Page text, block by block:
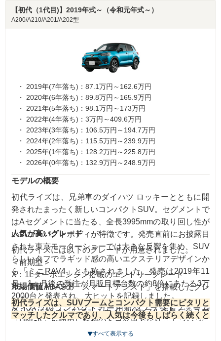
【初代（1代目)】2019年式～（令和元年式～）
A200/A210/A201/A202型
2019年(7年落ち)：87.1万円～162.6万円
2020年(6年落ち)：89.8万円～165.9万円
2021年(5年落ち)：98.1万円～173万円
2022年(4年落ち)：3万円～409.6万円
2023年(3年落ち)：106.5万円～194.7万円
2024年(2年落ち)：115.5万円～239.9万円
2025年(1年落ち)：128.2万円～225.8万円
2026年(0年落ち)：132.9万円～248.9万円
モデルの概要
初代ライズは、兄弟車のダイハツ ロッキーとともに開
発されたまったく新しいコンパクトSUV。セグメントで
はAセグメントに当たる、全長3995mmの取り回し性が
いいコンパクトボディが特徴です。発売直前にお披露目
された東京モーターショーでは大きな反響を集め、SUV
らしいタフでラギッド感の高いエクステリアデザインか
ら「ミニRAV4」とも称されました。発売は2019年11
月。1ヵ月後の受注が月販目標台数の約8倍にあたる3万
2000台と発表され、大ヒットを記録しました。
ダイハツのコンパクトカー用新型プラットフォーム
「DNGA」を使用した初のトヨタ車となり、エンジンに
はルーミー／トールにも搭載された1Lターボ（1KF-
人気が高いグレード
初代ライズには以下のグレードが用意されました。
＜前期型＞
X：1Lターボエンジン搭載のエントリーグレード
XS：XにADASの「スマートアシスト」を搭載したグレ
ード
G：XSに16インチアルミホイールやフル液晶ディスプ
レイメーターなどを装備したミドルグレード
Z：Gに17インチアルミホイールやシーケンシャルウイ
市場価値トレンド
初代ライズは、SUVブームとコンパクト需要にピタリと
マッチしたクルマであり、人気は今後もしばらく続くと
すべて表示する